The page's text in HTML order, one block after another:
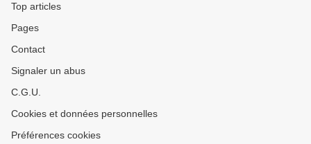
Top articles
Pages
Contact
Signaler un abus
C.G.U.
Cookies et données personnelles
Préférences cookies